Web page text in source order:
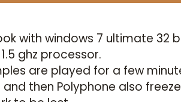
with windows 7 ultimate 32
ghz processor.
are played for a few
then Polyphone also